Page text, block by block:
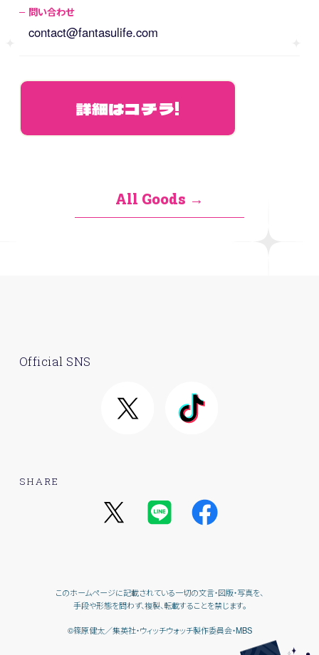
問い合わせ
contact@fantasulife.com
詳細はコチラ!
All Goods
Official SNS
SHARE
このホームページに記載されている一切の文言・図版・写真を、
手段や形態を問わず、複製、転載することを禁じます。
©篠原健太／集英社・ウィッチウォッチ製作委員会・MBS